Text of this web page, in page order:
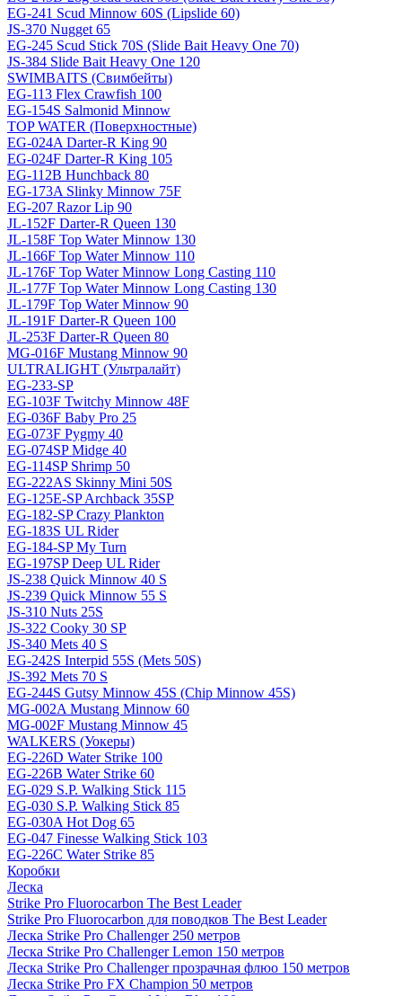
EG-241 Scud Minnow 60S (Lipslide 60)
JS-370 Nugget 65
EG-245 Scud Stick 70S (Slide Bait Heavy One 70)
JS-384 Slide Bait Heavy One 120
SWIMBAITS (Свимбейты)
EG-113 Flex Crawfish 100
EG-154S Salmonid Minnow
TOP WATER (Поверхностные)
EG-024A Darter-R King 90
EG-024F Darter-R King 105
EG-112B Hunchback 80
EG-173A Slinky Minnow 75F
EG-207 Razor Lip 90
JL-152F Darter-R Queen 130
JL-158F Top Water Minnow 130
JL-166F Top Water Minnow 110
JL-176F Top Water Minnow Long Casting 110
JL-177F Top Water Minnow Long Casting 130
JL-179F Top Water Minnow 90
JL-191F Darter-R Queen 100
JL-253F Darter-R Queen 80
MG-016F Mustang Minnow 90
ULTRALIGHT (Ультралайт)
EG-233-SP
EG-103F Twitchy Minnow 48F
EG-036F Baby Pro 25
EG-073F Pygmy 40
EG-074SP Midge 40
EG-114SP Shrimp 50
EG-222AS Skinny Mini 50S
EG-125E-SP Archback 35SP
EG-182-SP Crazy Plankton
EG-183S UL Rider
EG-184-SP My Turn
EG-197SP Deep UL Rider
JS-238 Quick Minnow 40 S
JS-239 Quick Minnow 55 S
JS-310 Nuts 25S
JS-322 Cooky 30 SP
JS-340 Mets 40 S
EG-242S Interpid 55S (Mets 50S)
JS-392 Mets 70 S
EG-244S Gutsy Minnow 45S (Chip Minnow 45S)
MG-002A Mustang Minnow 60
MG-002F Mustang Minnow 45
WALKERS (Уокеры)
EG-226D Water Strike 100
EG-226B Water Strike 60
EG-029 S.P. Walking Stick 115
EG-030 S.P. Walking Stick 85
EG-030A Hot Dog 65
EG-047 Finesse Walking Stick 103
EG-226C Water Strike 85
Коробки
Леска
Strike Pro Fluorocarbon The Best Leader
Strike Pro Fluorocarbon для поводков The Best Leader
Леска Strike Pro Challenger 250 метров
Леска Strike Pro Challenger Lemon 150 метров
Леска Strike Pro Challenger прозрачная флюо 150 метров
Леска Strike Pro FX Champion 50 метров